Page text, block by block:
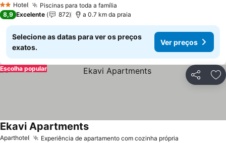
2 Estrelas
Hotel Piscinas para toda a família
8,9 Excelente 872 a 0.7 km da praia
Selecione as datas para ver os preços
exatos.
Ver preços
Partilhar
Escolha popular
Aparthotel Experiência de apartamento com cozinha própria
Ekavi Apartments